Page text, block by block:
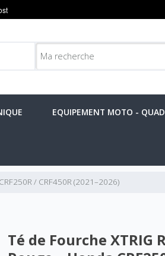
EQUIPEMENT MOTO -
/ CRF450R (2021–2026)
Té de Fourche XTRIG